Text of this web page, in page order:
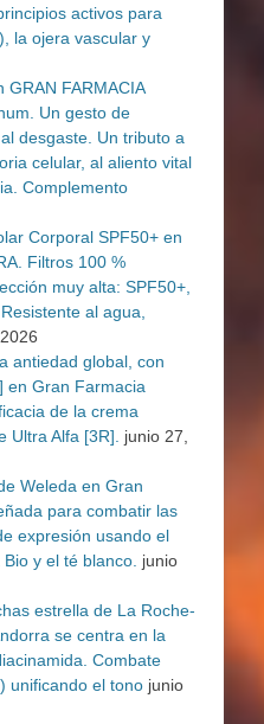
activos para
la ojera vascular y
GRAN FARMACIA
Un gesto de
desgaste. Un tributo a
celular, al aliento vital
Complemento
Corporal SPF50+ en
Filtros 100 %
muy alta: SPF50+,
al agua,
antiedad global, con
en Gran Farmacia
de la crema
Ultra Alfa [3R].
junio 27,
Weleda en Gran
para combatir las
expresión usando el
y el té blanco. junio
estrella de La Roche-
se centra en la
Combate
unificando el tono junio